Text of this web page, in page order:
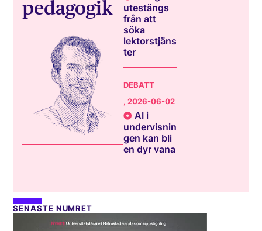
pedagogik
utestängs
från att
söka
lektorstjäns
ter
DEBATT
, 2026-06-02
AI i
undervisnin
gen kan bli
en dyr vana
SENASTE NUMRET